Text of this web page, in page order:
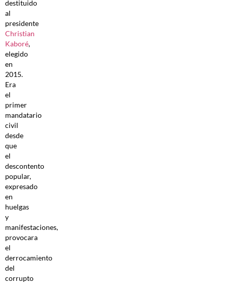
destituido
al
presidente
Christian
Kaboré,
elegido
en
2015.
Era
el
primer
mandatario
civil
desde
que
el
descontento
popular,
expresado
en
huelgas
y
manifestaciones,
provocara
el
derrocamiento
del
corrupto